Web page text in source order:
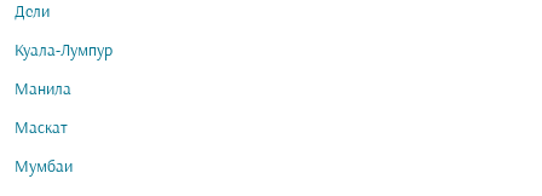
Дели
Куала-Лумпур
Манила
Маскат
Мумбаи